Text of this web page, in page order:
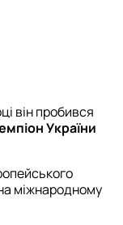
він пробився
України
міжнародному